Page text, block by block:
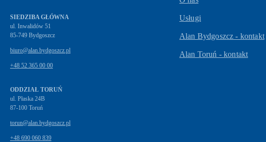
SIEDZIBA GŁÓWNA
ul. Inwalidów 51
biuro@alan.bydgoszcz.pl
+48 52 365 00 00
ODDZIAŁ TORUŃ
ul. Płaska 24B
87-100 Toruń
torun@alan.bydgoszcz.pl
+48 690 060 839
Usługi
Alan Bydgoszcz - kontakt
Alan Toruń - kontakt